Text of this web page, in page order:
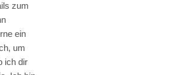
zum
ein
um
ich dir